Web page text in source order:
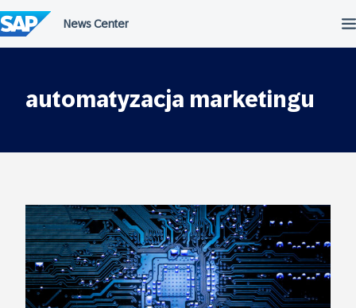
do
treści
automatyzacja marketingu